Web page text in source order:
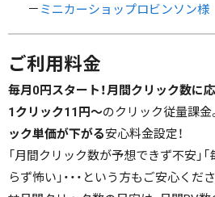
－ ミニカーショップロビンソン様
ご利用料金
毎月0円スタート！月間クリック数に
1クリック11円～のクリック従量課金
ック単価が下がる安心料金設定！
「月間クリック数が予想できず不安」
らず怖い」・・・という方もご安心くださ